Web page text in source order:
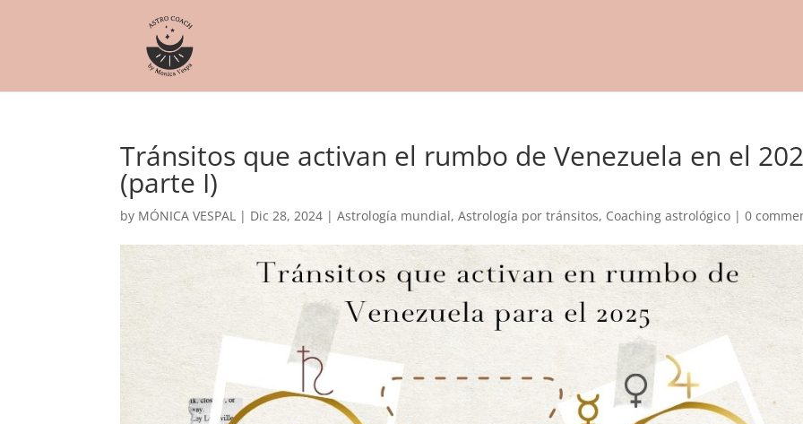
Tránsitos que activan el rumbo de Venezuela en el
(parte I)
by MÓNICA VESPAL | Dic 28, 2024 |Astrología mundial,Astrología por tránsitos, Coaching astrológico |0